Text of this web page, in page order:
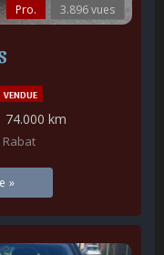
Pro. 3.896 vues
VENDUE
74.000 km
Rabat
»